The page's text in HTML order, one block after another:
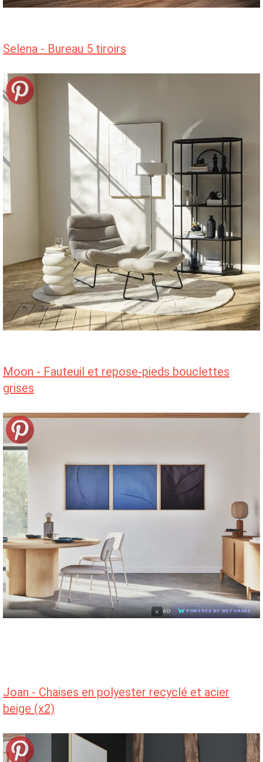
Selena - Bureau 5 tiroirs
Moon - Fauteuil et repose-pieds bouclettes
grises
× AD POWERED BY WEFORADS
Joan - Chaises en polyester recyclé et acier
beige (x2)